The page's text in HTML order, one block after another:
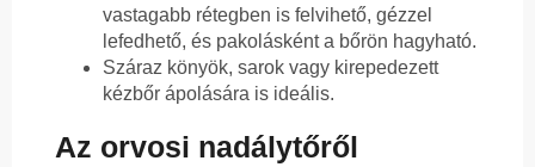
vastagabb rétegben is felvihető, gézzel
lefedhető, és pakolásként a bőrön hagyható.
Száraz könyök, sarok vagy kirepedezett
kézbőr ápolására is ideális.
Az orvosi nadálytőről